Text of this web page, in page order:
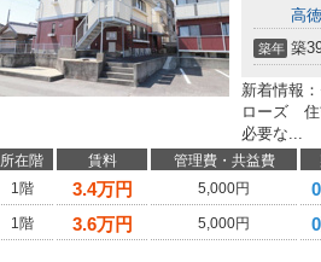
高
築年 築
新着情報
ローズ 住
必要な...
所在階 賃料 管理費・共益費
1階
3.4万円 5,000円
1階
3.6万円 5,000円